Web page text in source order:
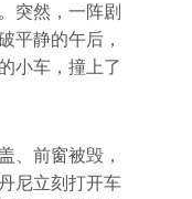
突然，一阵剧
平静的午后，
小车，撞上了
、前窗被毁，
尼立刻打开车